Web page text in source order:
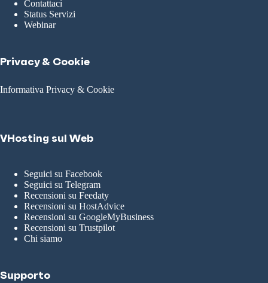
Contattaci
Status Servizi
Webinar
Privacy & Cookie
Informativa Privacy & Cookie
VHosting sul Web
Seguici su Facebook
Seguici su Telegram
Recensioni su Feedaty
Recensioni su HostAdvice
Recensioni su GoogleMyBusiness
Recensioni su Trustpilot
Chi siamo
Supporto